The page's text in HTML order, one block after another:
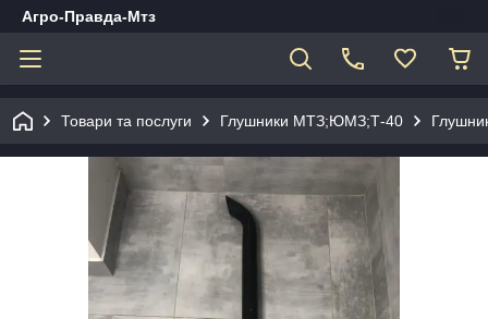
Агро-Правда-Мтз
Товари та послуги Глушники МТЗ;ЮМЗ;Т-40